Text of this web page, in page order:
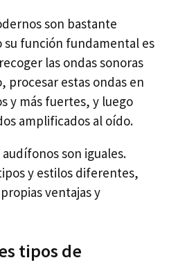
son bastante
su función fundamental es
las ondas sonoras
procesar estas ondas en
y más fuertes, y luego
amplificados al oído.
son iguales.
y estilos diferentes,
ventajas y
tipos de